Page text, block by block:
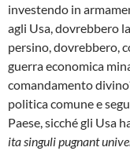
investendo in
agli Usa, dovrebbero
persino, dovrebbero,
guerra economica
comandamento
politica comune e
Paese, sicché gli Usa
ita singuli pugnant